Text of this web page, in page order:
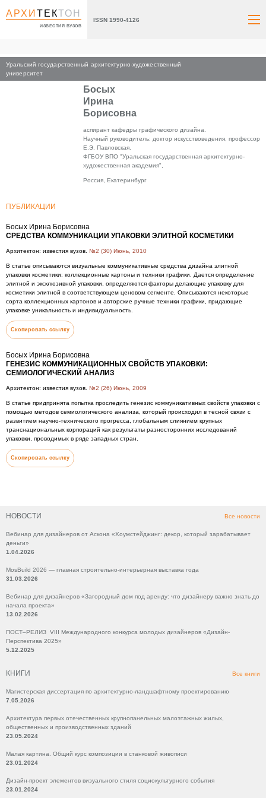
АРХИТЕКТОН
ИЗВЕСТИЯ ВУЗОВ
ISSN 1990-4126
Уральский государственный архитектурно-художественный
университет
НОВОСТИ Все новости
Вебинар для дизайнеров от Аскона «Хоумстейджинг: декор, который зарабатывает
деньги»
1.04.2026
MosBuild 2026 — главная строительно-интерьерная выставка года
31.03.2026
Вебинар для дизайнеров «Загородный дом под аренду: что дизайнеру важно знать до
начала проекта»
13.02.2026
ПОСТ–РЕЛИЗ VIII Международного конкурса молодых дизайнеров «Дизайн-
Перспектива 2025»
5.12.2025
КНИГИ Все книги
Магистерская диссертация по архитектурно-ландшафтному проектированию
7.05.2026
Архитектура первых отечественных крупнопанельных малоэтажных жилых,
общественных и производственных зданий
23.05.2024
Малая картина. Общий курс композиции в станковой живописи
23.01.2024
Дизайн-проект элементов визуального стиля социокультурного события
23.01.2024
Главная
Босых
Ирина
Борисовна
аспирант кафедры графического дизайна.
Научный руководитель: доктор искусствоведения, профессор
Е.Э. Павловская.
ФГБОУ ВПО "Уральская государственная архитектурно-
художественная академия",
Россия, Екатеринбург
ПУБЛИКАЦИИ
Босых Ирина Борисовна
СРЕДСТВА КОММУНИКАЦИИ УПАКОВКИ ЭЛИТНОЙ КОСМЕТИКИ
Архитектон: известия вузов. №2 (30) Июнь, 2010
В статье описываются визуальные коммуникативные средства дизайна элитной
упаковки косметики: коллекционные картоны и техники графики. Дается определение
элитной и эксклюзивной упаковки, определяются факторы делающие упаковку для
косметики элитной в соответствующем ценовом сегменте. Описываются некоторые
сорта коллекционных картонов и авторские ручные техники графики, придающие
упаковке уникальность и индивидуальность.
Скопировать ссылку
Босых Ирина Борисовна
ГЕНЕЗИС КОММУНИКАЦИОННЫХ СВОЙСТВ УПАКОВКИ:
СЕМИОЛОГИЧЕСКИЙ АНАЛИЗ
Архитектон: известия вузов. №2 (26) Июнь, 2009
В статье придпринята попытка проследить генезис коммуникативных свойств упаковки с
помощью методов семиологического анализа, который происходил в тесной связи с
развитием научно-технического прогресса, глобальным слиянием крупных
транснациональных корпораций как результаты разносторонних исследований
упаковки, проводимых в ряде западных стран.
Скопировать ссылку